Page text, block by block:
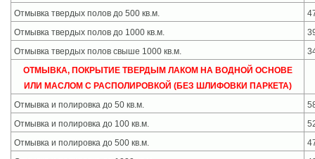
Отмывка твердых полов до 500 кв.м.
Отмывка твердых полов до 1000 кв.м.
Отмывка твердых полов свыше 1000 кв.м.
ОТМЫВКА, ПОКРЫТИЕ ТВЕРДЫМ ЛАКОМ НА ВОДНОЙ ОСНОВЕ
ИЛИ МАСЛОМ С РАСПОЛИРОВКОЙ (БЕЗ ШЛИФОВКИ ПАРКЕТА)
Отмывка и полировка до 50 кв.м.
Отмывка и полировка до 100 кв.м.
Отмывка и полировка до 500 кв.м.